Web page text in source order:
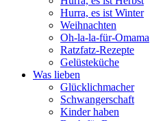
Hurra, es ist Winter
Weihnachten
Oh-la-la-für-Omama
Ratzfatz-Rezepte
Gelüsteküche
Was lieben
Glücklichmacher
Schwangerschaft
Kinder haben